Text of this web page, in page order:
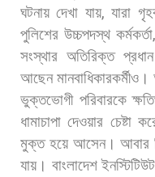
ঘটনায় দেখা যায়,যারা
পুলিশের উচ্চপদস্থ কর্মকর্তা,
সংস্থার অতিরিক্ত প্রধান
আছেন মানবাধিকারকর্মীও।
ভুক্তভোগী পরিবারকে
ধামাচাপা দেওয়ার চেষ্টা
মুক্ত হয়ে আসেন। আবার
যায়। বাংলাদেশ ইনস্টিটিউট